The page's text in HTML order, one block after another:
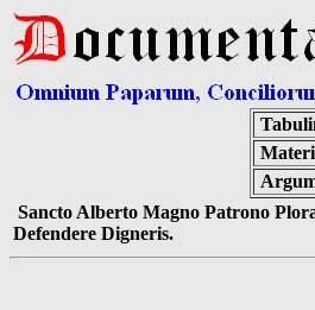
Sancto Alberto Magno Patrono
Defendere Digneris.